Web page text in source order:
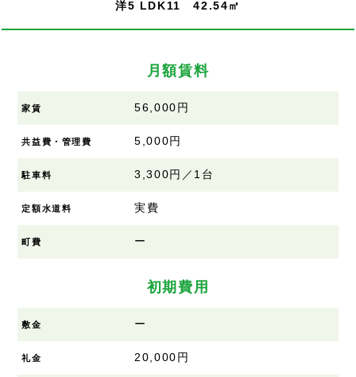
洋5 LDK11 42.54㎡
月額賃料
家賃 56,000円
共益費・管理費 5,000円
駐車料 3,300円／1台
定額水道料 実費
町費 ー
初期費用
敷金 ー
礼金 20,000円